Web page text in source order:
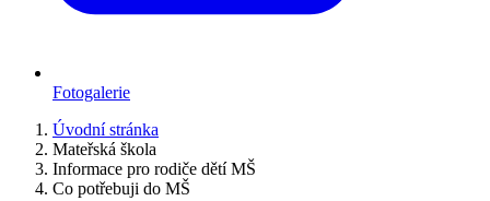
Fotogalerie
Úvodní stránka
Mateřská škola
Informace pro rodiče dětí MŠ
Co potřebuji do MŠ